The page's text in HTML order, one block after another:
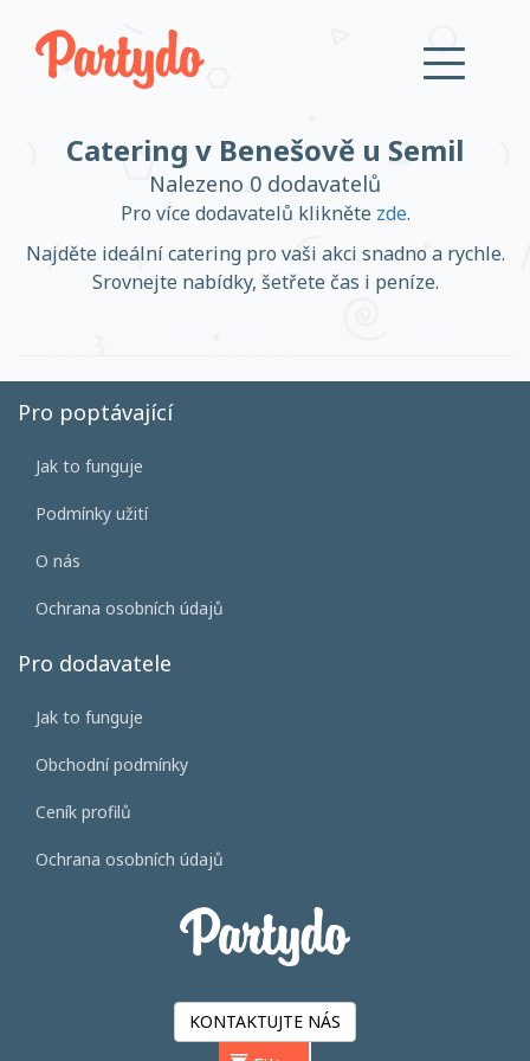
Založit účet
Přihlásit se
Založit účet
Catering v Benešově u Semil
Nalezeno 0 dodavatelů
Pro více dodavatelů klikněte zde.
Najděte ideální catering pro vaši akci snadno a rychle.
Srovnejte nabídky, šetřete čas i peníze.
Pro poptávající
Jak to funguje
Podmínky užití
O nás
Ochrana osobních údajů
Pro dodavatele
Jak to funguje
Obchodní podmínky
Ceník profilů
Ochrana osobních údajů
KONTAKTUJTE NÁS